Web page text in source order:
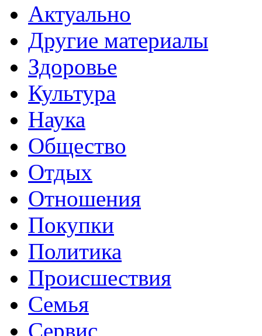
Актуально
Другие материалы
Здоровье
Культура
Наука
Общество
Отдых
Отношения
Покупки
Политика
Происшествия
Семья
Сервис